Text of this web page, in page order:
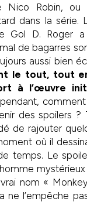
Nico Robin, ou
dans la série.
Gol D. Roger
de bagarres
aussi bien
le tout, tout
à l’œuvre
des spoilers ?
de rajouter
où il
temps. Le
nom «
l’empêche